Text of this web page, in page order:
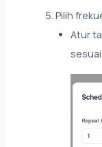
Pilih
Atur